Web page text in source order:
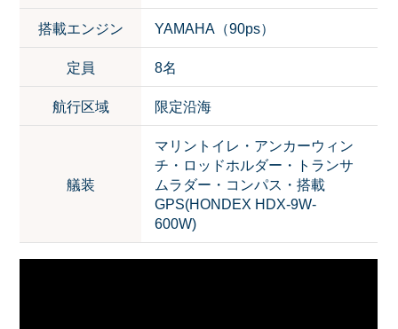
搭載エンジン YAMAHA（90ps）
定員 8名
航行区域 限定沿海
艤装
マリントイレ・アンカーウィン
チ・ロッドホルダー・トランサ
ムラダー・コンパス・搭載
GPS(HONDEX HDX-9W-
600W)